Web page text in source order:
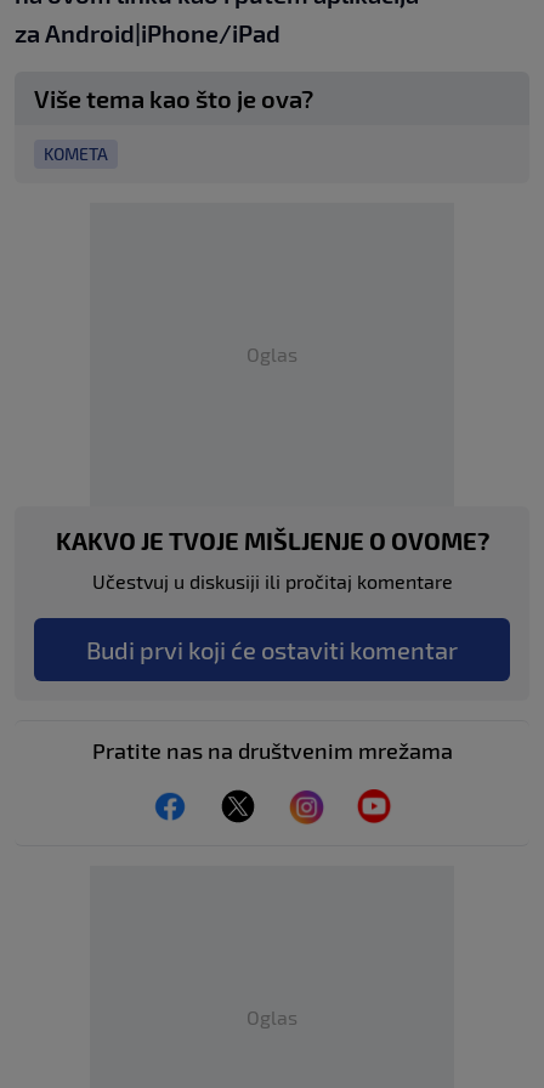
za Android|iPhone/iPad
Više tema kao što je ova?
KOMETA
Oglas
KAKVO JE TVOJE MIŠLJENJE O OVOME?
Učestvuj u diskusiji ili pročitaj komentare
Budi prvi koji će ostaviti komentar
Pratite nas na društvenim mrežama
Oglas